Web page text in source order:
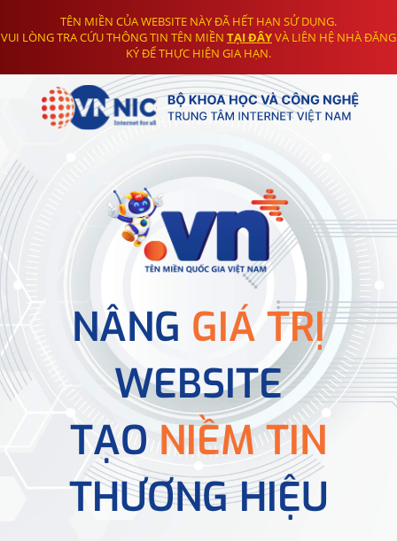
TÊN MIỀN CỦA WEBSITE NÀY ĐÃ HẾT HẠN SỬ DỤNG.
VUI LÒNG TRA CỨU THÔNG TIN TÊN MIỀN TẠI ĐÂYVÀ LIÊN HỆ NHÀ ĐĂNG
KÝ ĐỂ THỰC HIỆN GIA HẠN.
NÂNG GIÁ TRỊ
WEBSITE
TẠONIỀM TIN
THƯƠNG HIỆU